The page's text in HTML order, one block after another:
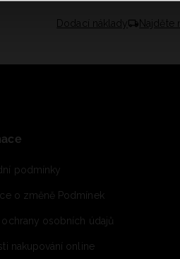
Dodací náklady Najděte
podmínky
o změně Podmínek
ochrany osobních údajů
nakupování online